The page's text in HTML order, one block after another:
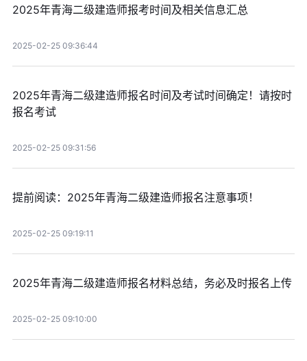
2025年青海二级建造师报考时间及相关信息汇总
2025-02-25 09:36:44
2025年青海二级建造师报名时间及考试时间确定！请按时
报名考试
2025-02-25 09:31:56
提前阅读：2025年青海二级建造师报名注意事项！
2025-02-25 09:19:11
2025年青海二级建造师报名材料总结，务必及时报名上传
2025-02-25 09:10:00